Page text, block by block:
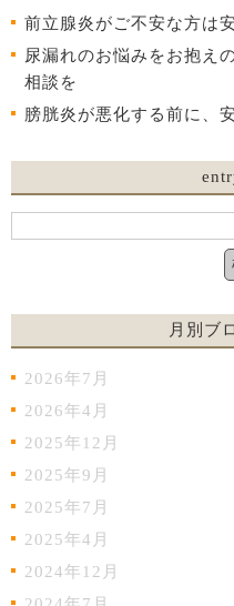
前立腺炎がご不安な方は
尿漏れのお悩みをお抱え
相談を
膀胱炎が悪化する前に、
月別ブ
2026年7月
2026年4月
2025年12月
2025年9月
2025年7月
2025年4月
2024年12月